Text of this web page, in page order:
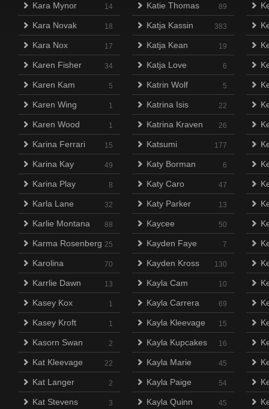
Kara Mynor 14
Kara Novak 18
Kara Nox 17
Karen Fisher 34
Karen Kam 5
Karen Wing 1
Karen Wood 1
Karina Ferrari 15
Karina Kay 49
Karina Play 8
Karla Lane 32
Karlie Montana 88
Karma Rosenberg 25
Karolina 70
Karrlie Dawn 13
Kasey Kox 1
Kasey Kroft 1
Kasorn Swan 2
Kat Kleevage 22
Kat Langer 2
Kat Stevens 3
Katie Thomas 89
Katja Kassin 383
Katja Kean 19
Katja Love 6
Katrin Wolf 5
Katrina Isis 22
Katrina Kraven 26
Katsumi 177
Katy Borman 6
Katy Caro 47
Katy Parker 13
Kaycee 50
Kayden Faye 7
Kayden Kross 130
Kayla Cam 10
Kayla Carrera 69
Kayla Kleevage 15
Kayla Kupcakes 16
Kayla Marie 45
Kayla Paige 54
Kayla Quinn 45